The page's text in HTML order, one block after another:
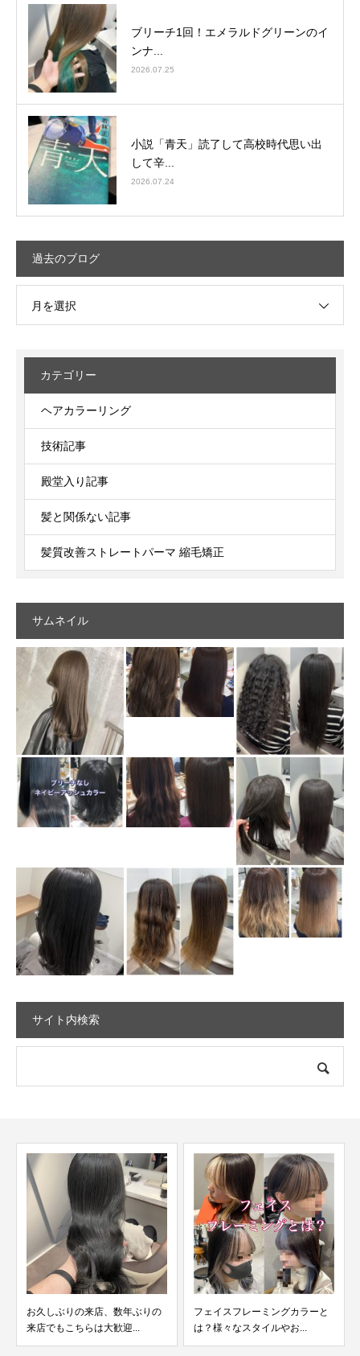
ブリーチ1回！エメラルドグリーンのイ
ンナ...
2026.07.25
小説「青天」読了して高校時代思い出
して辛...
2026.07.24
過去のブログ
月を選択
カテゴリー
ヘアカラーリング
技術記事
殿堂入り記事
髪と関係ない記事
髪質改善ストレートパーマ 縮毛矯正
サムネイル
サイト内検索
フェイスフレーミングカラーと
は？様々なスタイルやお...
縮毛矯正毛にデジパをして失敗
したチリチリ毛を髪質改...